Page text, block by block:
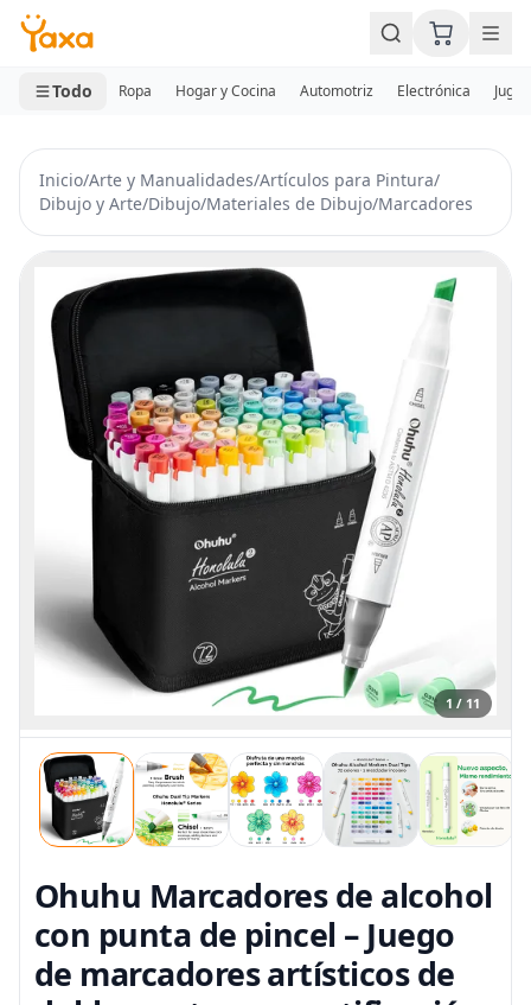
MINI CARRITO
0 productos
Todo Ropa Hogar y Cocina Automotriz Electrónica
Inicio/Arte y Manualidades/Artículos para Pintura/
Dibujo y Arte/Dibujo/Materiales de Dibujo/Marcadores
1 / 11
Ohuhu Marcadores de alcohol
con punta de pincel – Juego
de marcadores artísticos de